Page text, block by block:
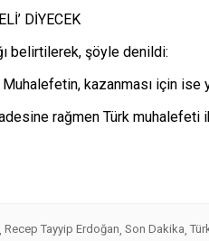
DİYECEK
belirtilerek, şöyle denildi:
Muhalefetin, kazanması için
rağmen Türk
Recep Tayyip Erdoğan Son Dakika